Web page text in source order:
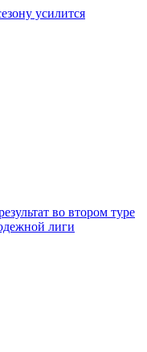
усилится
во втором туре
лиги